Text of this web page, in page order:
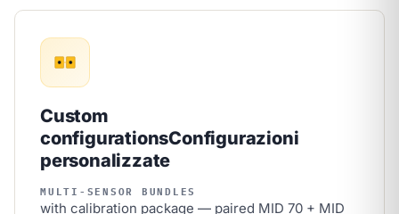
Custom
configurationsConfigurazioni
personalizzate
MULTI-SENSOR BUNDLES
with calibration package — paired MID 70 + MID